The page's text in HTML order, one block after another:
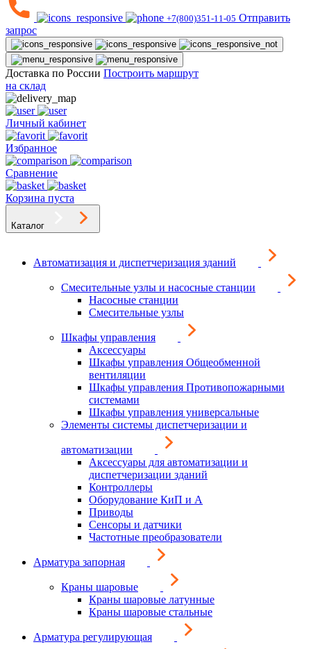
+7(800)351-11-05 Отправить
запрос
Доставка по России Построить маршрут
на склад
Личный кабинет
Избранное
Сравнение
Корзина пуста
Каталог
Автоматизация и диспетчеризация зданий
Смесительные узлы и насосные станции
Насосные станции
Смесительные узлы
Шкафы управления
Аксессуары
Шкафы управления Общеобменной
вентиляции
Шкафы управления Противопожарными
системами
Шкафы управления универсальные
Элементы системы диспетчеризации и
автоматизации
Аксессуары для автоматизации и
диспетчеризации зданий
Контроллеры
Оборудование КиП и А
Приводы
Сенсоры и датчики
Частотные преобразователи
Арматура запорная
Краны шаровые
Краны шаровые латунные
Краны шаровые стальные
Арматура регулирующая